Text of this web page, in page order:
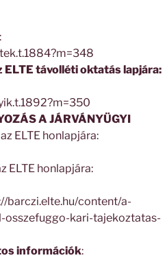
távolléti oktatás lapjára:
A JÁRVÁNYÜGYI
ELTE honlapjára:
ELTE honlapjára:
barczi.elte.hu/content/a-
osszefuggo-kari-tajekoztatas-
információk: